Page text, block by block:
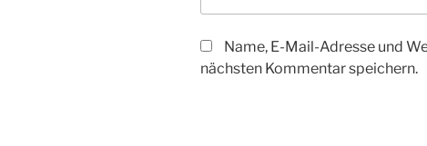
Name, E-Mail-Adresse und
nächsten Kommentar speichern.